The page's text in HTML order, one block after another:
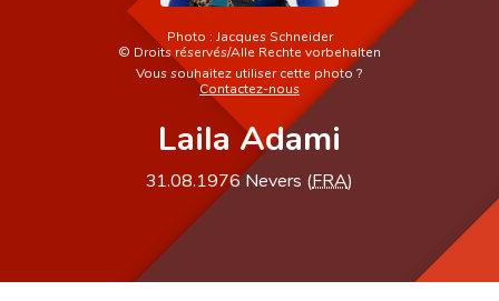
Foire aux questions
Photo : Jacques Schneider
© Droits réservés/Alle Rechte vorbehalten
Vous souhaitez utiliser cette photo ?
Contactez-nous
Laila Adami
31.08.1976Nevers (FRA)